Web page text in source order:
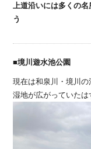
上道沿いには多くの
う
■境川遊水池公園
現在は和泉川・境川
湿地が広がっていたは